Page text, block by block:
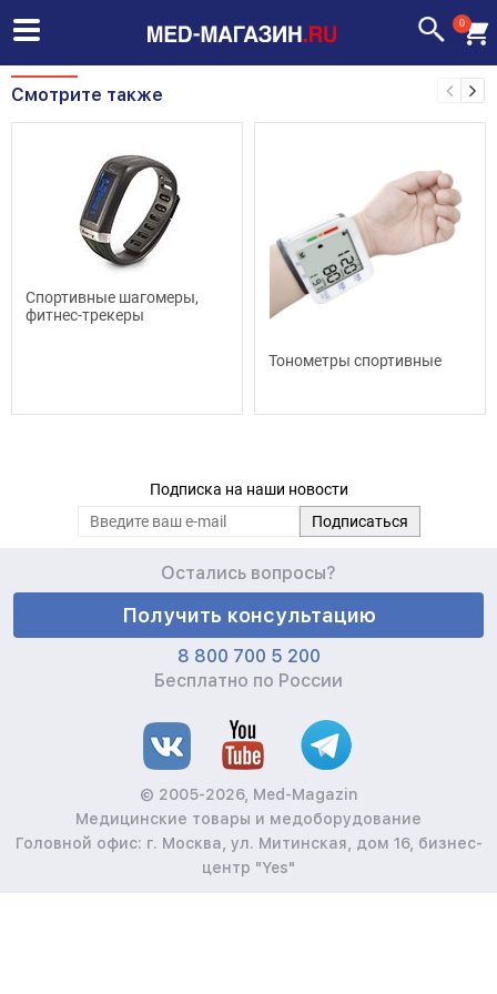
0
Смотрите также
Спортивные шагомеры,
фитнес-трекеры
Тонометры спортивные
Подписка на наши новости
Остались вопросы?
Получить консультацию
8 800 700 5 200
Бесплатно по России
© 2005-2026, Med-Magazin
Медицинские товары и медоборудование
Головной офис: г. Москва, ул. Митинская, дом 16, бизнес-
центр "Yes"